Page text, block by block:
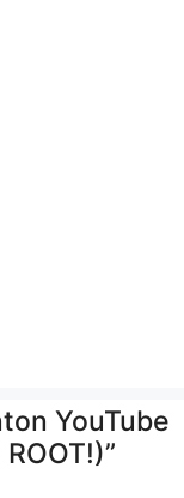
YouTube